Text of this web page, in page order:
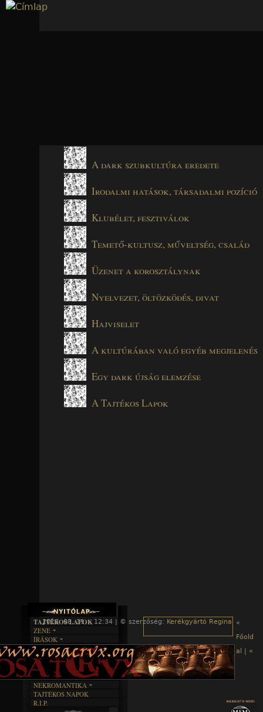
2013. 08. 31. - 12:34 | © szerzőség: Kerékgyártó Regina
«
Főold
al
| «
A dark szubkultúra eredete
Irodalmi hatások, társadalmi pozíció
Klubélet, fesztiválok
Temető-kultusz, műveltség, család
Üzenet a korosztálynak
Nyelvezet, öltözködés, divat
Hajviselet
A kultúrában való egyéb megjelenés
Egy dark újság elemzése
A Tajtékos Lapok
TAJTÉKOS LAPOK
ZENE
EGYÜTTESEK
INTERJÚK
FORDÍTÁSOK
DALSZÖVEGEK
ÍRÁSOK
IRODALOM
FILM
MŰVÉSZET
ÍRÁSTÖRTÉNET
BOSZORKÁNYKONYHA
FEKETE HUMOR
KÉPES
SZÖVEGES
RENDEZVÉNYEK
NEKROMANTIKA
AKTUÁLIS
A MÚLT
TAJTÉKOS NAPOK
R.I.P.